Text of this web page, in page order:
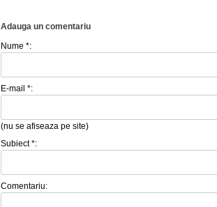
Adauga un comentariu
Nume *:
E-mail *:
(nu se afiseaza pe site)
Subiect *:
Comentariu: